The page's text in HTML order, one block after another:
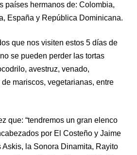
países hermanos de: Colombia,
España y República Dominicana.
que nos visiten estos 5 días de
se pueden perder las tortas
avestruz, venado,
mariscos, vegetarianas, entre
que: “tendremos un gran elenco
por El Costeño y Jaime
Askis, la Sonora Dinamita, Rayito